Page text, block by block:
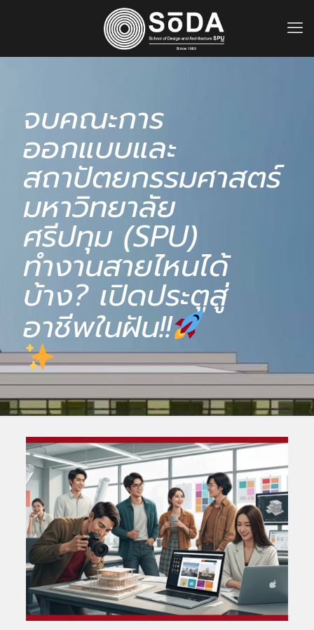
จบคณะการ
ออกแบบและ
สถาปัตยกรรมศาสตร์
มหาวิทยาลัย
ศรีปทุม (SPU)
ทำงานสายไหนได้
บ้าง? เปิดประตูสู่
อาชีพในฝัน!!